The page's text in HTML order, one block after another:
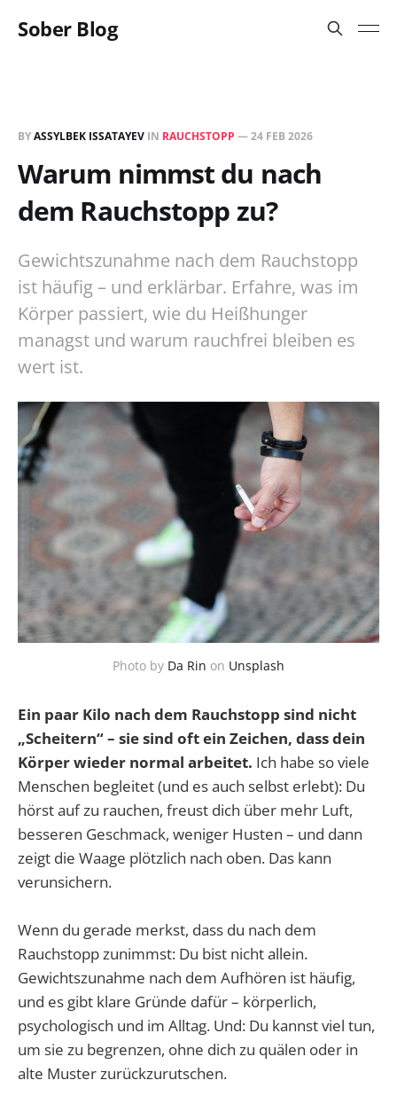
Sober Blog
BYASSYLBEK ISSATAYEV IN RAUCHSTOPP —24 FEB 2026
Warum nimmst du nach
dem Rauchstopp zu?
Gewichtszunahme nach dem Rauchstopp
ist häufig – und erklärbar. Erfahre, was im
Körper passiert, wie du Heißhunger
managst und warum rauchfrei bleiben es
wert ist.
Photo by Da Rin on Unsplash
Ein paar Kilo nach dem Rauchstopp sind nicht
„Scheitern“ – sie sind oft ein Zeichen, dass dein
Körper wieder normal arbeitet. Ich habe so viele
Menschen begleitet (und es auch selbst erlebt): Du
hörst auf zu rauchen, freust dich über mehr Luft,
besseren Geschmack, weniger Husten – und dann
zeigt die Waage plötzlich nach oben. Das kann
verunsichern.
Wenn du gerade merkst, dass du nach dem
Rauchstopp zunimmst: Du bist nicht allein.
Gewichtszunahme nach dem Aufhören ist häufig,
und es gibt klare Gründe dafür – körperlich,
psychologisch und im Alltag. Und: Du kannst viel tun,
um sie zu begrenzen, ohne dich zu quälen oder in
alte Muster zurückzurutschen.